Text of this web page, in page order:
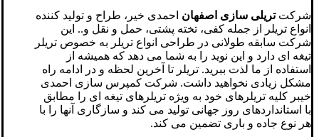
شرکتتریلی سازی اصفهان احمدی خیر، طراح و تولید کننده
انواع تریلر از جمله کفی، تخته پشتی، حمل و نقل و.. این
شرکت سابقه طولانی در طراحی انواع تریلر به خصوص تریلر
تیغه ای دارد و این نوید را به شما می دهد که همیشه از
استفاده از ما لذت ببرید. تریلر تا آخرین لحظه و در ادامه راه
مشکل زیادی نخواهید داشت. شرکت کمپرس سازی احمدی
خیبر کلیه تریلرهای خود به ویژه تریلرهای تیغه ای را مطابق
با استانداردهای روز جهانی تولید می کند و سازگاری آنها را با
هر نوع جاده و باری تضمین می کند.